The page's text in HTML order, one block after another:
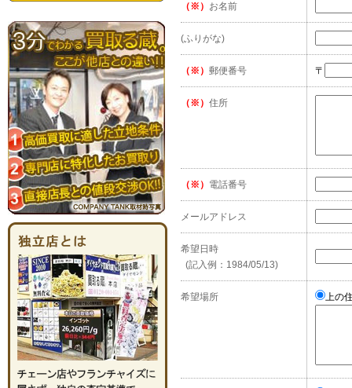
（※） お名前
(ふりがな)
（※） 郵便番号 〒
（※） 住所
（※） 電話番号
メールアドレス
希望日時
(記入例：1984/05/13)
希望場所 上の